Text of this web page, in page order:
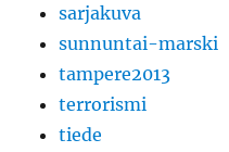
sarjakuva
sunnuntai-marski
tampere2013
terrorismi
tiede